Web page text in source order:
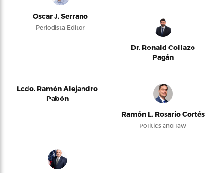
Oscar J. Serrano
Periodista Editor
Dr. Ronald Collazo
Pagán
Lcdo. Ramón Alejandro
Pabón
Ramón L. Rosario Cortés
Politics and law